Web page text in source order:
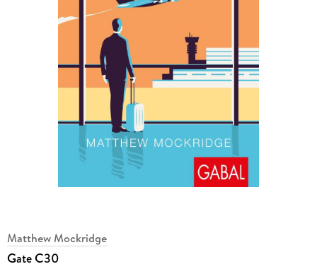
Matthew Mockridge
Gate C30